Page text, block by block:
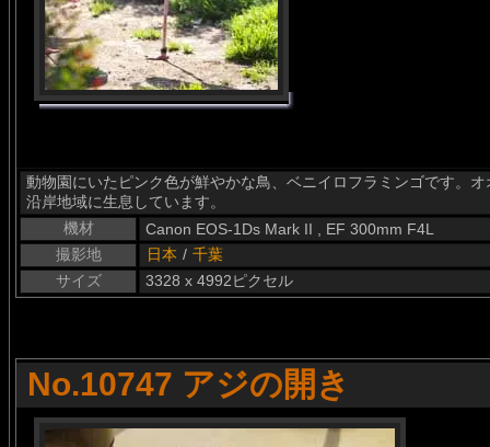
動物園にいたピンク色が鮮やかな鳥、ベニイロフラミンゴです。
沿岸地域に生息しています。
機材
Canon EOS-1Ds Mark II , EF 300mm F4L
撮影地
日本 / 千葉
サイズ
3328 x 4992ピクセル
No.10747 アジの開き